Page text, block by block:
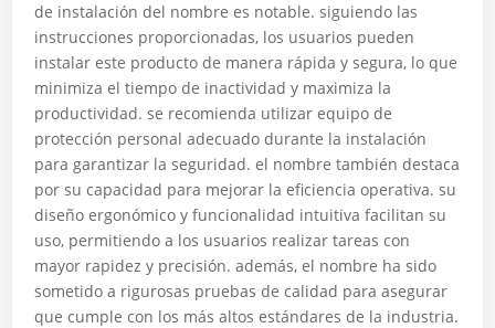
de instalación del nombre es notable. siguiendo las
instrucciones proporcionadas, los usuarios pueden
instalar este producto de manera rápida y segura, lo que
minimiza el tiempo de inactividad y maximiza la
productividad. se recomienda utilizar equipo de
protección personal adecuado durante la instalación
para garantizar la seguridad. el nombre también destaca
por su capacidad para mejorar la eficiencia operativa. su
diseño ergonómico y funcionalidad intuitiva facilitan su
uso, permitiendo a los usuarios realizar tareas con
mayor rapidez y precisión. además, el nombre ha sido
sometido a rigurosas pruebas de calidad para asegurar
que cumple con los más altos estándares de la industria.